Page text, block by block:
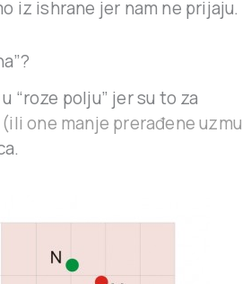
iz ishrane jer nam ne prijaju.
“roze polju” jer su to za
(ili one manje prerađene uzmu